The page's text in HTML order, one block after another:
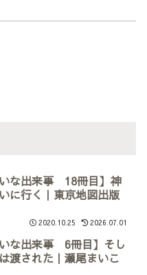
いな出来事 18冊目】神
に行く｜東京地図出版
2020.10.25 2026.07.01
いな出来事 6冊目】そし
渡された｜瀬尾まいこ